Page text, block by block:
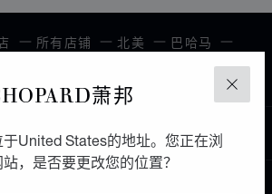
关闭
萧邦
United States的地址。您正在浏
，是否要更改您的位置？
所有店铺 北美
巴哈马
改国家/地区）
区